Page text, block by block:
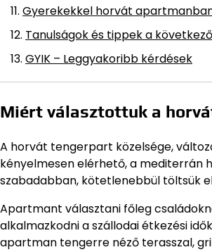
Gyerekekkel horvát
Tanulságok és tippek a
GYIK – Leggyakoribb kérdések
Miért választottuk a
A horvát tengerpart közelsége,
kényelmesen elérhető, a mediterrán
szabadabban, kötetlenebbül töltsük
Apartmant választani főleg
alkalmazkodni a szállodai étkezési
apartman tengerre néző terasszal,